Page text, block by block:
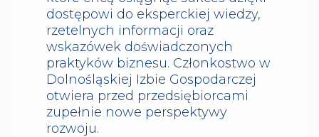
dostępowi do eksperckiej wiedzy,
rzetelnych informacji oraz
wskazówek doświadczonych
praktyków biznesu. Członkostwo w
Dolnośląskiej Izbie Gospodarczej
otwiera przed przedsiębiorcami
zupełnie nowe perspektywy
rozwoju.